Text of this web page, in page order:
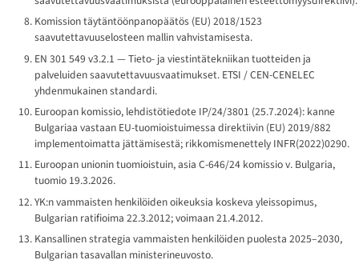
Komission täytäntöönpanopäätös (EU) 2018/1523
saavutettavuuselosteen mallin vahvistamisesta.
EN 301 549 v3.2.1 — Tieto- ja viestintätekniikan tuotteiden ja
palveluiden saavutettavuusvaatimukset. ETSI / CEN-CENELEC
yhdenmukainen standardi.
Euroopan komissio, lehdistötiedote IP/24/3801 (25.7.2024): kanne
Bulgariaa vastaan EU-tuomioistuimessa direktiivin (EU) 2019/882
implementoimatta jättämisestä; rikkomismenettely INFR(2022)0290.
Euroopan unionin tuomioistuin, asia C-646/24 komissio v. Bulgaria,
tuomio 19.3.2026.
YK:n vammaisten henkilöiden oikeuksia koskeva yleissopimus,
Bulgarian ratifioima 22.3.2012; voimaan 21.4.2012.
Kansallinen strategia vammaisten henkilöiden puolesta 2025–2030,
Bulgarian tasavallan ministerineuvosto.